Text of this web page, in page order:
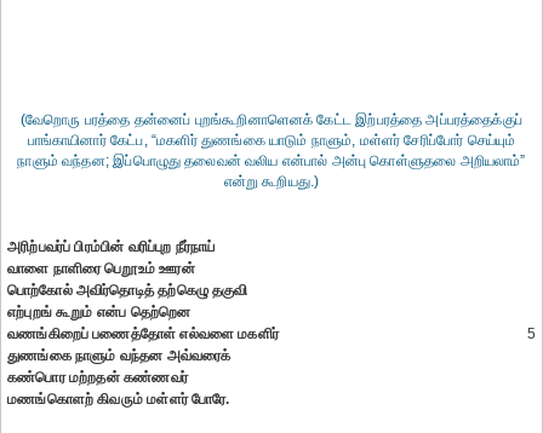
(வேறொரு பரத்தை தன்னைப் புறங்கூறினாளெனக் கேட்ட இற்பரத்தை அப்பரத்தைக்குப்
பாங்காயினார் கேட்ப, “மகளிர் துணங்கை யாடும் நாளும், மள்ளர் சேரிப்போர் செய்யும்
நாளும் வந்தன; இப்பொழுது தலைவன் வலிய என்பால் அன்பு கொள்ளுதலை அறியலாம்”
என்று கூறியது.)
அரிற்பவர்ப் பிரம்பின் வரிப்புற நீர்நாய்
வாளை நாளிரை பெறூஉம் ஊரன்
பொற்கோல் அவிர்தொடித் தற்கெழு தகுவி
எற்புறங் கூறும் என்ப தெற்றென
வணங்கிறைப் பணைத்தோள் எல்வளை மகளிர்
5
துணங்கை நாளும் வந்தன அவ்வரைக்
கண்பொர மற்றதன் கண்ணவர்
மணங்கொளற் கிவரும் மள்ளர் போரே.